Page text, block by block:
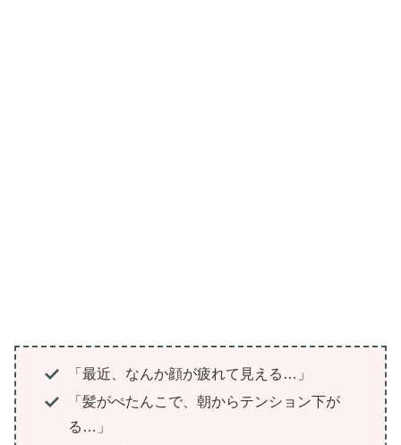
「最近、なんか顔が疲れて見える…」
「髪がぺたんこで、朝からテンション下が
る…」